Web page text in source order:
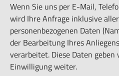
Wenn Sie uns per E-Mail,
wird Ihre Anfrage inklusive
personenbezogenen Daten
der Bearbeitung Ihres
verarbeitet. Diese Daten
Einwilligung weiter.